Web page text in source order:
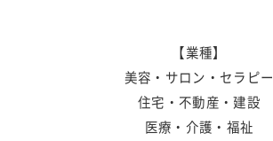
【業種】
美容・サロン・セラピー
住宅・不動産・建設
医療・介護・福祉